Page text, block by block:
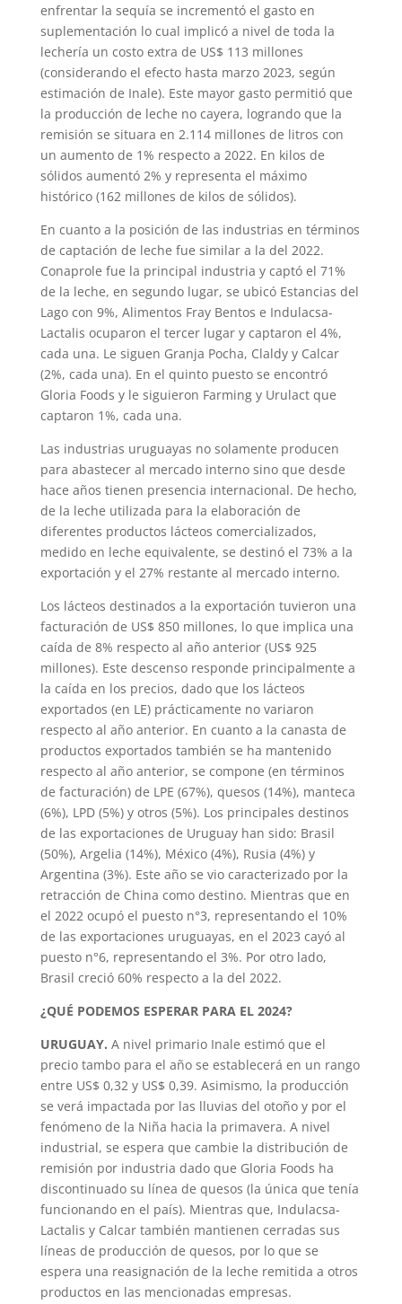
enfrentar la sequía se incrementó el gasto en
suplementación lo cual implicó a nivel de toda la
lechería un costo extra de US$ 113 millones
(considerando el efecto hasta marzo 2023, según
estimación de Inale). Este mayor gasto permitió que
la producción de leche no cayera, logrando que la
remisión se situara en 2.114 millones de litros con
un aumento de 1% respecto a 2022. En kilos de
sólidos aumentó 2% y representa el máximo
histórico (162 millones de kilos de sólidos).
En cuanto a la posición de las industrias en términos
de captación de leche fue similar a la del 2022.
Conaprole fue la principal industria y captó el 71%
de la leche, en segundo lugar, se ubicó Estancias del
Lago con 9%, Alimentos Fray Bentos e Indulacsa-
Lactalis ocuparon el tercer lugar y captaron el 4%,
cada una. Le siguen Granja Pocha, Claldy y Calcar
(2%, cada una). En el quinto puesto se encontró
Gloria Foods y le siguieron Farming y Urulact que
captaron 1%, cada una.
Las industrias uruguayas no solamente producen
para abastecer al mercado interno sino que desde
hace años tienen presencia internacional. De hecho,
de la leche utilizada para la elaboración de
diferentes productos lácteos comercializados,
medido en leche equivalente, se destinó el 73% a la
exportación y el 27% restante al mercado interno.
Los lácteos destinados a la exportación tuvieron una
facturación de US$ 850 millones, lo que implica una
caída de 8% respecto al año anterior (US$ 925
millones). Este descenso responde principalmente a
la caída en los precios, dado que los lácteos
exportados (en LE) prácticamente no variaron
respecto al año anterior. En cuanto a la canasta de
productos exportados también se ha mantenido
respecto al año anterior, se compone (en términos
de facturación) de LPE (67%), quesos (14%), manteca
(6%), LPD (5%) y otros (5%). Los principales destinos
de las exportaciones de Uruguay han sido: Brasil
(50%), Argelia (14%), México (4%), Rusia (4%) y
Argentina (3%). Este año se vio caracterizado por la
retracción de China como destino. Mientras que en
el 2022 ocupó el puesto n°3, representando el 10%
de las exportaciones uruguayas, en el 2023 cayó al
puesto n°6, representando el 3%. Por otro lado,
Brasil creció 60% respecto a la del 2022.
¿QUÉ PODEMOS ESPERAR PARA EL 2024?
URUGUAY. A nivel primario Inale estimó que el
precio tambo para el año se establecerá en un rango
entre US$ 0,32 y US$ 0,39. Asimismo, la producción
se verá impactada por las lluvias del otoño y por el
fenómeno de la Niña hacia la primavera. A nivel
industrial, se espera que cambie la distribución de
remisión por industria dado que Gloria Foods ha
discontinuado su línea de quesos (la única que tenía
funcionando en el país). Mientras que, Indulacsa-
Lactalis y Calcar también mantienen cerradas sus
líneas de producción de quesos, por lo que se
espera una reasignación de la leche remitida a otros
productos en las mencionadas empresas.